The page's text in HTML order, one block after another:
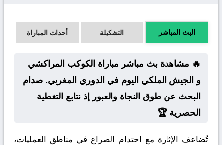
البث المباشر التشكيلة أحداث المباراة
🔥 مشاهدة بث مباشر مباراة الكوكب المراكشي
و الجيش الملكي اليوم في الدوري المغربي. صدام
البحث عن طوق النجاة والعبور إذ نتابع التغطية
الحصرية 🏆
تُضاعف الإثارة مع احتدام الصراع في مناطق العمليات،